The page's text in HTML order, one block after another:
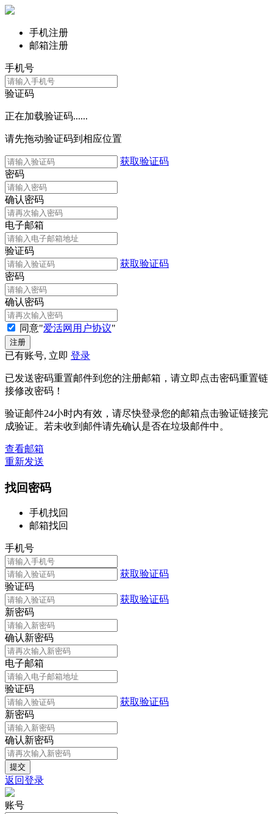
手机注册
邮箱注册
手机号
验证码
正在加载验证码......
请先拖动验证码到相应位置
获取验证码
密码
确认密码
电子邮箱
验证码
获取验证码
密码
确认密码
同意"爱活网用户协议"
已有账号, 立即 登录
已发送密码重置邮件到您的注册邮箱，请立即点击密码重置链
接修改密码！
验证邮件24小时内有效，请尽快登录您的邮箱点击验证链接完
成验证。若未收到邮件请先确认是否在垃圾邮件中。
查看邮箱
重新发送
找回密码
手机找回
邮箱找回
手机号
获取验证码
验证码
获取验证码
新密码
确认新密码
电子邮箱
验证码
获取验证码
新密码
确认新密码
返回登录
账号